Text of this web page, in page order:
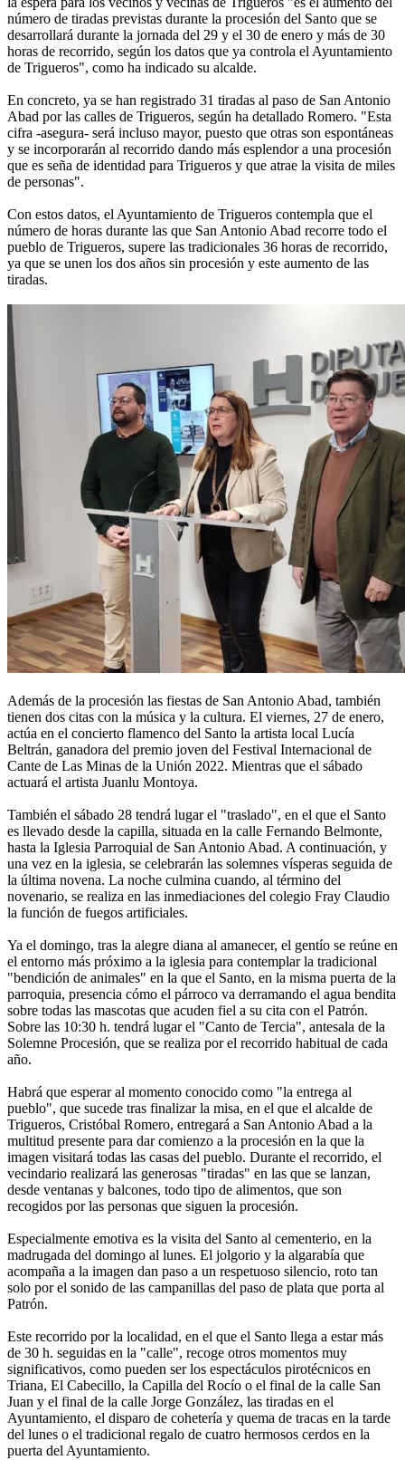
número de tiradas previstas durante la procesión del Santo que se
desarrollará durante la jornada del 29 y el 30 de enero y más de 30
horas de recorrido, según los datos que ya controla el Ayuntamiento
de Trigueros", como ha indicado su alcalde.
En concreto, ya se han registrado 31 tiradas al paso de San Antonio
Abad por las calles de Trigueros, según ha detallado Romero. "Esta
cifra -asegura- será incluso mayor, puesto que otras son espontáneas
y se incorporarán al recorrido dando más esplendor a una procesión
que es seña de identidad para Trigueros y que atrae la visita de miles
de personas".
Con estos datos, el Ayuntamiento de Trigueros contempla que el
número de horas durante las que San Antonio Abad recorre todo el
pueblo de Trigueros, supere las tradicionales 36 horas de recorrido,
ya que se unen los dos años sin procesión y este aumento de las
tiradas.
Además de la procesión las fiestas de San Antonio Abad, también
tienen dos citas con la música y la cultura. El viernes, 27 de enero,
actúa en el concierto flamenco del Santo la artista local Lucía
Beltrán, ganadora del premio joven del Festival Internacional de
Cante de Las Minas de la Unión 2022. Mientras que el sábado
actuará el artista Juanlu Montoya.
También el sábado 28 tendrá lugar el "traslado", en el que el Santo
es llevado desde la capilla, situada en la calle Fernando Belmonte,
hasta la Iglesia Parroquial de San Antonio Abad. A continuación, y
una vez en la iglesia, se celebrarán las solemnes vísperas seguida de
la última novena. La noche culmina cuando, al término del
novenario, se realiza en las inmediaciones del colegio Fray Claudio
la función de fuegos artificiales.
Ya el domingo, tras la alegre diana al amanecer, el gentío se reúne en
el entorno más próximo a la iglesia para contemplar la tradicional
"bendición de animales" en la que el Santo, en la misma puerta de la
parroquia, presencia cómo el párroco va derramando el agua bendita
sobre todas las mascotas que acuden fiel a su cita con el Patrón.
Sobre las 10:30 h. tendrá lugar el "Canto de Tercia", antesala de la
Solemne Procesión, que se realiza por el recorrido habitual de cada
año.
Habrá que esperar al momento conocido como "la entrega al
pueblo", que sucede tras finalizar la misa, en el que el alcalde de
Trigueros, Cristóbal Romero, entregará a San Antonio Abad a la
multitud presente para dar comienzo a la procesión en la que la
imagen visitará todas las casas del pueblo. Durante el recorrido, el
vecindario realizará las generosas "tiradas" en las que se lanzan,
desde ventanas y balcones, todo tipo de alimentos, que son
recogidos por las personas que siguen la procesión.
Especialmente emotiva es la visita del Santo al cementerio, en la
madrugada del domingo al lunes. El jolgorio y la algarabía que
acompaña a la imagen dan paso a un respetuoso silencio, roto tan
solo por el sonido de las campanillas del paso de plata que porta al
Patrón.
Este recorrido por la localidad, en el que el Santo llega a estar más
de 30 h. seguidas en la "calle", recoge otros momentos muy
significativos, como pueden ser los espectáculos pirotécnicos en
Triana, El Cabecillo, la Capilla del Rocío o el final de la calle San
Juan y el final de la calle Jorge González, las tiradas en el
Ayuntamiento, el disparo de cohetería y quema de tracas en la tarde
del lunes o el tradicional regalo de cuatro hermosos cerdos en la
puerta del Ayuntamiento.